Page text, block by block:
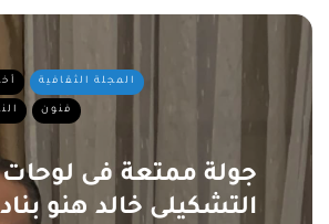
المجلة الثقافية
فنون
جولة ممتعة فى لوحات
التشكيلى خالد هنو